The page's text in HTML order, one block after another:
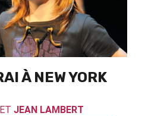
À NEW YORK
ET JEAN LAMBERT